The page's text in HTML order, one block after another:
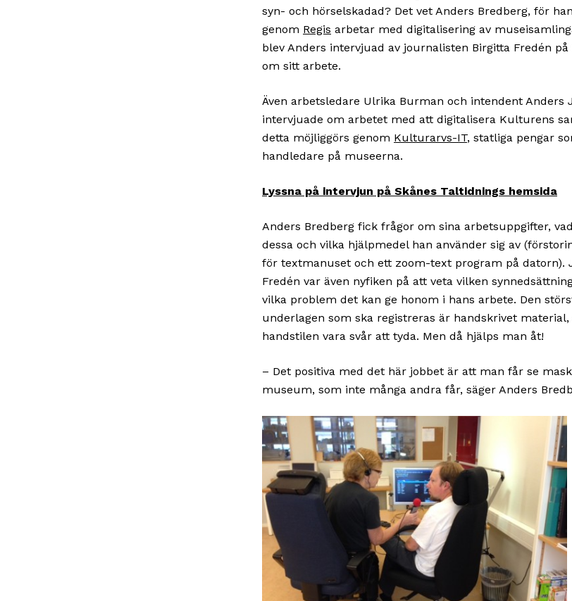
syn- och hörselskadad? Det vet Anders Bredberg, för
genom Regis arbetar med digitalisering av
blev Anders intervjuad av journalisten Birgitta Fredén på
om sitt arbete.
Även arbetsledare Ulrika Burman och intendent Anders
intervjuade om arbetet med att digitalisera Kulturens
detta möjliggörs genom Kulturarvs-IT, statliga pengar
handledare på museerna.
Lyssna på intervjun på Skånes Taltidnings hemsida
Anders Bredberg fick frågor om sina arbetsuppgifter,
dessa och vilka hjälpmedel han använder sig av
för textmanuset och ett zoom-text program på datorn).
Fredén var även nyfiken på att veta vilken
vilka problem det kan ge honom i hans arbete. Den
underlagen som ska registreras är handskrivet
handstilen vara svår att tyda. Men då hjälps man åt!
– Det positiva med det här jobbet är att man får se
museum, som inte många andra får, säger Anders